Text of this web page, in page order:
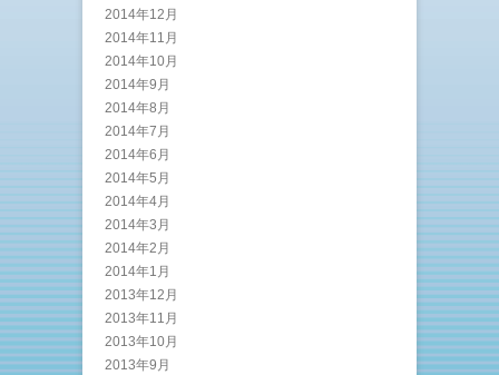
2014年12月
2014年11月
2014年10月
2014年9月
2014年8月
2014年7月
2014年6月
2014年5月
2014年4月
2014年3月
2014年2月
2014年1月
2013年12月
2013年11月
2013年10月
2013年9月